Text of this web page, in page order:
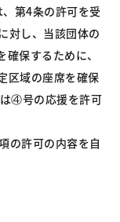
第4条の許可を受
対し、当該団体の
保するために、
区域の座席を確保
④号の応援を許可
の許可の内容を自